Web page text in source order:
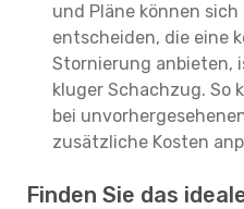
und Pläne können
entscheiden, die eine
Stornierung anbieten,
kluger Schachzug. So
bei
zusätzliche Kosten
Finden Sie das